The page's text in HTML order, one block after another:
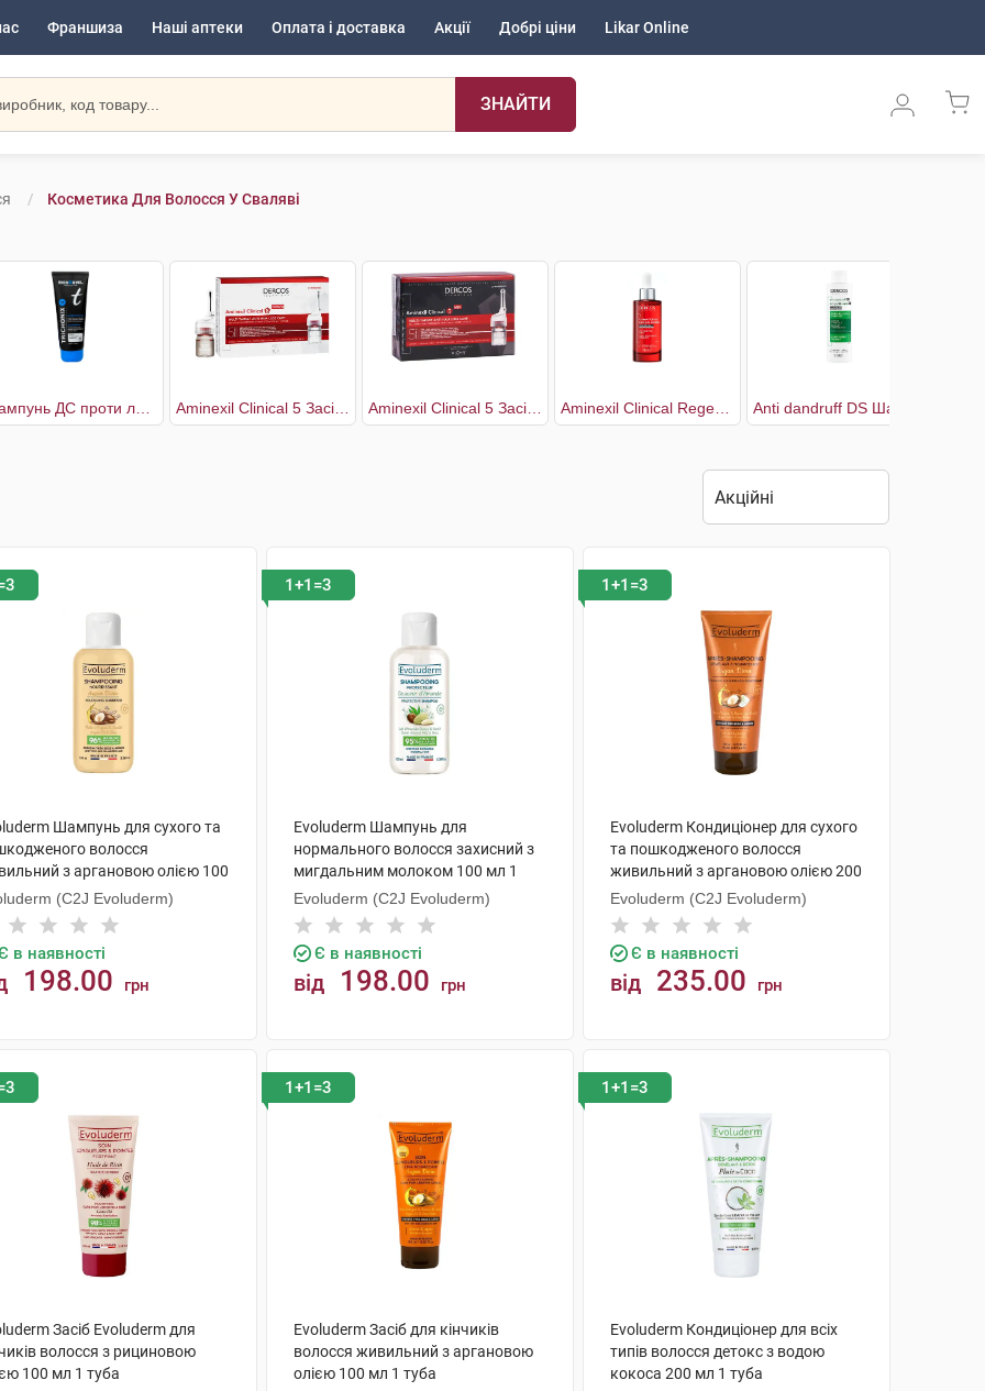
Франшиза Наші аптеки Оплата і доставка Акції Добрі ціни Likar Online
ЗНАЙТИ
Косметика Для Волосся У Сваляві
Шампунь для сухого та
волосся
з аргановою олією 100
флакон(C2J Evoluderm)
в наявності
198.00 грн
1+1=3
Evoluderm Шампунь для
нормального волосся захисний з
мигдальним молоком 100 мл 1
флакон
Evoluderm (C2J Evoluderm)
Є в наявності
від 198.00 грн
1+1=3
Evoluderm Кондиціонер для сухого
та пошкодженого волосся
живильний з аргановою олією 200
мл 1 туба
Evoluderm (C2J Evoluderm)
Є в наявності
від 235.00 грн
Засіб Evoluderm для
волосся з рициновою
100 мл 1 туба
1+1=3
Evoluderm Засіб для кінчиків
волосся живильний з аргановою
олією 100 мл 1 туба
1+1=3
Evoluderm Кондиціонер для всіх
типів волосся детокс з водою
кокоса 200 мл 1 туба